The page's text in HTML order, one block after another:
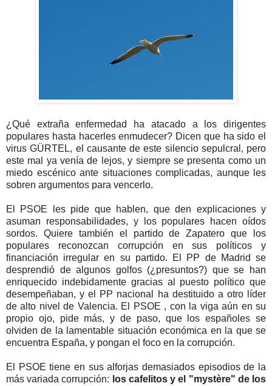
¿Qué extraña enfermedad ha atacado a los dirigentes
populares hasta hacerles enmudecer? Dicen que ha sido el
virus GÜRTEL, el causante de este silencio sepulcral, pero
este mal ya venía de lejos, y siempre se presenta como un
miedo escénico ante situaciones complicadas, aunque les
sobren argumentos para vencerlo.
El PSOE les pide que hablen, que den explicaciones y
asuman responsabilidades, y los populares hacen oídos
sordos. Quiere también el partido de Zapatero que los
populares reconozcan corrupción en sus políticos y
financiación irregular en su partido. El PP de Madrid se
desprendió de algunos golfos (¿presuntos?) que se han
enriquecido indebidamente gracias al puesto político que
desempeñaban, y el PP nacional ha destituido a otro líder
de alto nivel de Valencia. El PSOE , con la viga aún en su
propio ojo, pide más, y de paso, que los españoles se
olviden de la lamentable situación económica en la que se
encuentra España, y pongan el foco en la corrupción.
El PSOE tiene en sus alforjas demasiados episodios de la
más variada corrupción: los cafelitos y el "mystère" de los